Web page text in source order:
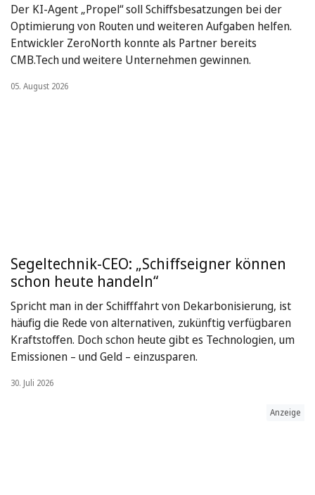
Der KI-Agent „Propel“ soll Schiffsbesatzungen bei der
Optimierung von Routen und weiteren Aufgaben helfen.
Entwickler ZeroNorth konnte als Partner bereits
CMB.Tech und weitere Unternehmen gewinnen.
05. August 2026
Segeltechnik-CEO: „Schiffseigner können
schon heute handeln“
Spricht man in der Schifffahrt von Dekarbonisierung, ist
häufig die Rede von alternativen, zukünftig verfügbaren
Kraftstoffen. Doch schon heute gibt es Technologien, um
Emissionen – und Geld – einzusparen.
30. Juli 2026
Anzeige